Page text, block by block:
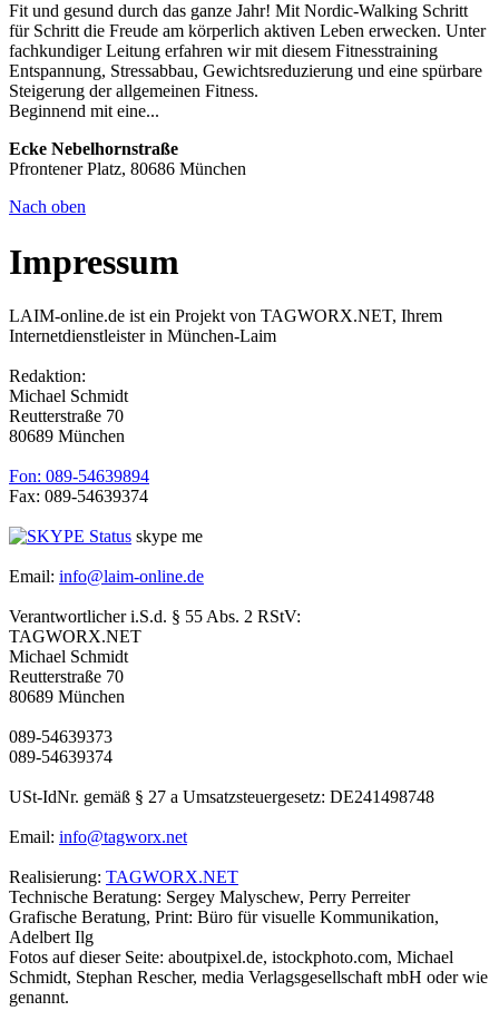
Fit und gesund durch das ganze Jahr! Mit Nordic-Walking Schritt
für Schritt die Freude am körperlich aktiven Leben erwecken. Unter
fachkundiger Leitung erfahren wir mit diesem Fitnesstraining
Entspannung, Stressabbau, Gewichtsreduzierung und eine spürbare
Steigerung der allgemeinen Fitness.
Beginnend mit eine...
Ecke Nebelhornstraße
Pfrontener Platz, 80686 München
Nach oben
Impressum
LAIM-online.de ist ein Projekt von TAGWORX.NET, Ihrem
Internetdienstleister in München-Laim
Redaktion:
Michael Schmidt
Reutterstraße 70
80689 München
Fon: 089-54639894
Fax: 089-54639374
skype me
Email: info@laim-online.de
Verantwortlicher i.S.d. § 55 Abs. 2 RStV:
TAGWORX.NET
Michael Schmidt
Reutterstraße 70
80689 München
089-54639373
089-54639374
USt-IdNr. gemäß § 27 a Umsatzsteuergesetz: DE241498748
Email: info@tagworx.net
Realisierung: TAGWORX.NET
Technische Beratung: Sergey Malyschew, Perry Perreiter
Grafische Beratung, Print: Büro für visuelle Kommunikation,
Adelbert Ilg
Fotos auf dieser Seite: aboutpixel.de, istockphoto.com, Michael
Schmidt, Stephan Rescher, media Verlagsgesellschaft mbH oder wie
genannt.